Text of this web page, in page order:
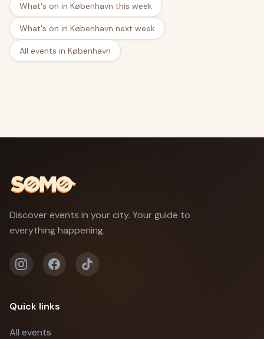
What's on in København this week
What's on in København next week
All events in København
Discover events in your city. Your guide to
everything happening.
Quick links
All events